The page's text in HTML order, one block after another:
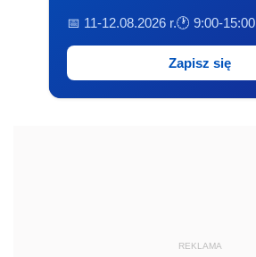
📅 11-12.08.2026 r.🕐 9:00-15:00
Zapisz się
REKLAMA